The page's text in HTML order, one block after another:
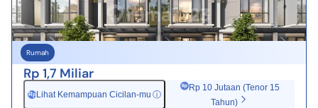
Rumah
Rp 1,7 Miliar
Rp Lihat Kemampuan Cicilan-mu ⓘ
Rp 10 Jutaan (Tenor 15
Tahun)